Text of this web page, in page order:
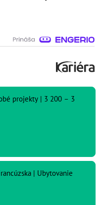
projekty | 3 200 – 3
| Ubytovanie